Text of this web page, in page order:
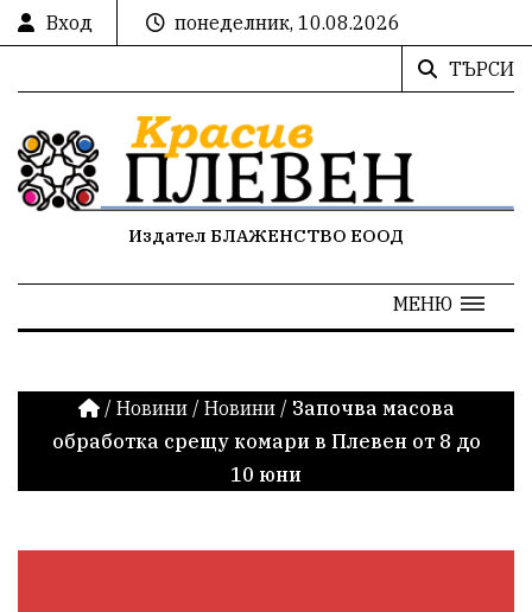
Вход
понеделник, 10.08.2026
ТЪРСИ
Издател БЛАЖЕНСТВО ЕООД
МЕНЮ
/ Новини / Новини / Започва масова
обработка срещу комари в Плевен от 8 до
10 юни